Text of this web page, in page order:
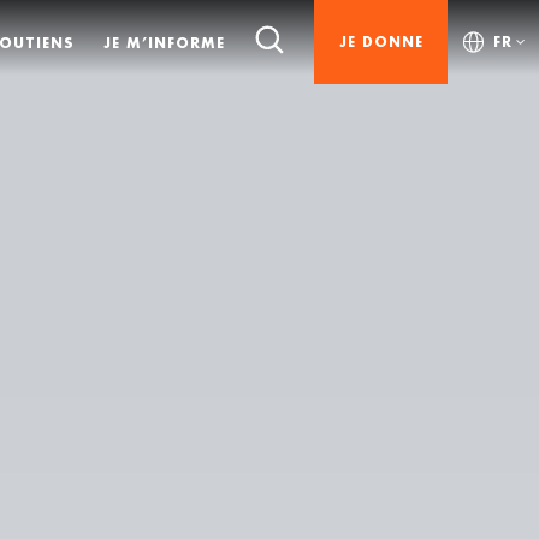
JE M’INFORME JE DONNE FR